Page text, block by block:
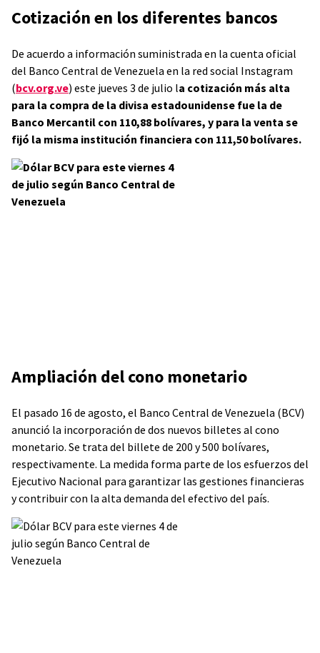
Cotización en los diferentes bancos
De acuerdo a información suministrada en la cuenta oficial
del Banco Central de Venezuela en la red social Instagram
(bcv.org.ve) este jueves 3 de julio la cotización más alta
para la compra de la divisa estadounidense fue la de
Banco Mercantil con 110,88 bolívares, y para la venta se
fijó la misma institución financiera con 111,50 bolívares.
Ampliación del cono monetario
El pasado 16 de agosto, el Banco Central de Venezuela (BCV)
anunció la incorporación de dos nuevos billetes al cono
monetario. Se trata del billete de 200 y 500 bolívares,
respectivamente. La medida forma parte de los esfuerzos del
Ejecutivo Nacional para garantizar las gestiones financieras
y contribuir con la alta demanda del efectivo del país.